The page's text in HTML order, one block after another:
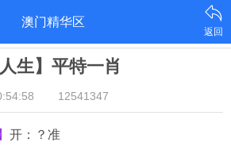
澳门精华区
返回
生】平特一肖
12541347
开：？准